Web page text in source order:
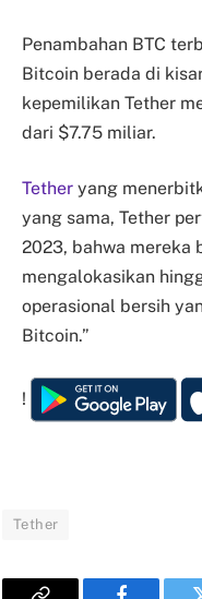
Penambahan BTC
Bitcoin berada di
kepemilikan Tether
dari $7.75 miliar.
Tether yang
yang sama, Tether
2023, bahwa mereka
mengalokasikan
operasional bersih
Bitcoin.”
!
Tether